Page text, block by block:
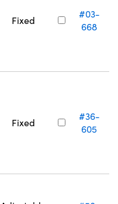
Fixed
#03-
668
Fixed
#36-
605